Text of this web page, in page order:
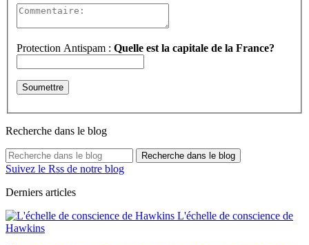
Protection Antispam : Quelle est la capitale de la France?
Recherche dans le blog
Recherche dans le blog
Suivez le Rss de notre blog
Derniers articles
L'échelle de conscience de
Hawkins